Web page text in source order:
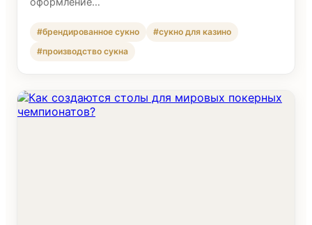
#брендированное сукно
#сукно для казино
#производство сукна